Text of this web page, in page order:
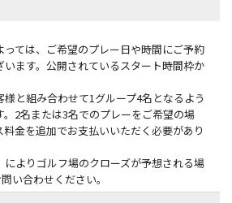
ては、ご希望のプレー日や時間にご予約
ます。公開されているスタート時間枠か
と組み合わせて1グループ4名となるよう
2名または3名でのプレーをご希望の場
金を追加でお支払いいただく必要があり
よりゴルフ場のクローズが予想される場
い合わせください。